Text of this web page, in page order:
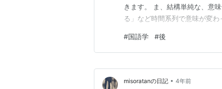
きます。 ま、結構単純な、意
る」など時間系列で意味が変
「その後…」はあくまで、【後
のあとに村を去った、 つまり
#国語学 #後
misoratanの日記 • 4年前